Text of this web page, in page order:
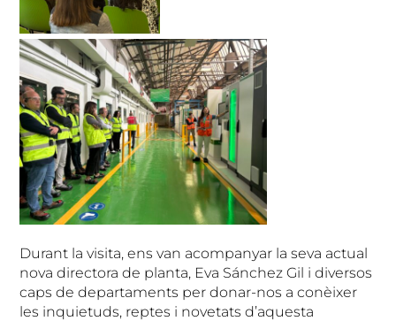
Durant la visita, ens van acompanyar la seva actual
nova directora de planta, Eva Sánchez Gil i diversos
caps de departaments per donar-nos a conèixer
les inquietuds, reptes i novetats d’aquesta